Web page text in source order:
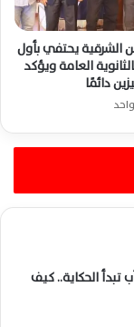
يحتفي بأول
العامة ويؤكد
دائمًا
تبدأ الحكاية.. كيف